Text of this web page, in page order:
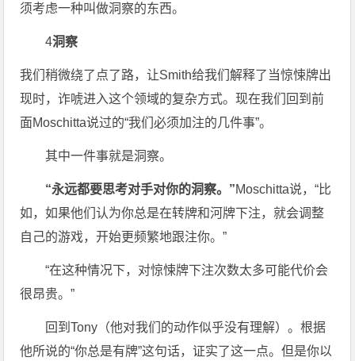
须考虑一种叫做洞察的东西。
4洞察
我们稍微绕了点了路，让Smith给我们解释了当惊悚牌出
现时，诈唬进入这个领域的复杂方式。现在我们回到前
面Moschitta说过的“我们必须加注的几件事”。
其中一件事就是洞察。
“永远都要思考对手对你的洞察。”Moschitta说，“比
如，如果他们认为你总是在转牌和河牌下注，就会调整
自己的游戏，开始更频繁地跟注你。”
“在这种情况下，对惊悚牌下注次数太多可能代价会
很昂贵。”
回到Tony（他对我们的动作似乎没有理解）。根据
他所说的“你总是有牌”这句话，证实了这一点。但是你以